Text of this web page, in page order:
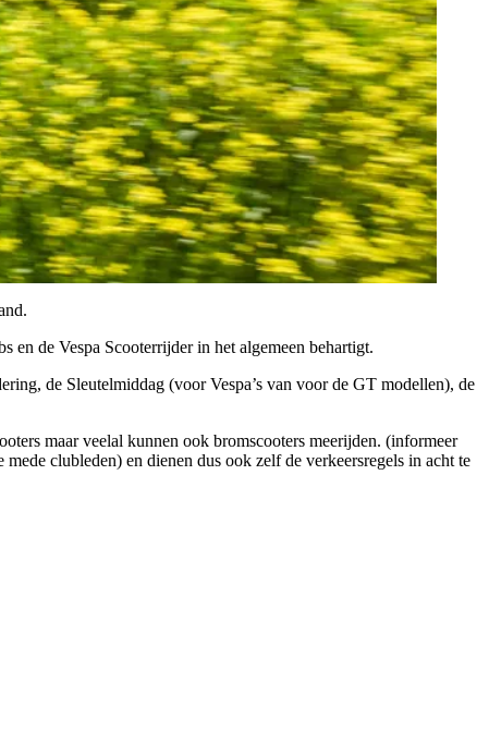
de Vespa Scooterrijder in het algemeen behartigt.
de Sleutelmiddag (voor Vespa’s van voor de GT modellen), de
maar veelal kunnen ook bromscooters meerijden. (informeer
clubleden) en dienen dus ook zelf de verkeersregels in acht te